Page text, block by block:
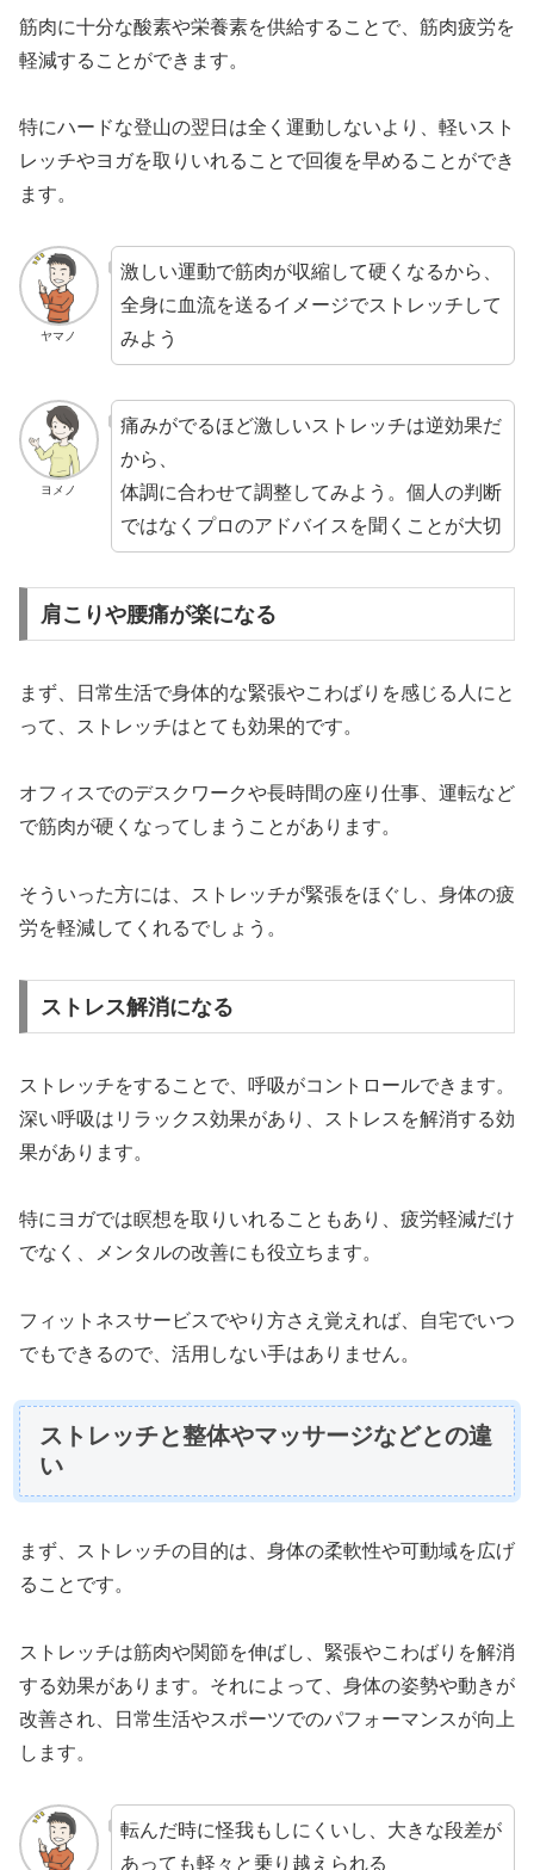
筋肉に十分な酸素や栄養素を供給することで、筋肉疲労を
軽減することができます。
特にハードな登山の翌日は全く運動しないより、軽いスト
レッチやヨガを取りいれることで回復を早めることができ
ます。
ヤマノ
激しい運動で筋肉が収縮して硬くなるから、
全身に血流を送るイメージでストレッチして
みよう
ヨメノ
痛みがでるほど激しいストレッチは逆効果だ
から、
体調に合わせて調整してみよう。個人の判断
ではなくプロのアドバイスを聞くことが大切
肩こりや腰痛が楽になる
まず、日常生活で身体的な緊張やこわばりを感じる人にと
って、ストレッチはとても効果的です。
オフィスでのデスクワークや長時間の座り仕事、運転など
で筋肉が硬くなってしまうことがあります。
そういった方には、ストレッチが緊張をほぐし、身体の疲
労を軽減してくれるでしょう。
ストレス解消になる
ストレッチをすることで、呼吸がコントロールできます。
深い呼吸はリラックス効果があり、ストレスを解消する効
果があります。
特にヨガでは瞑想を取りいれることもあり、疲労軽減だけ
でなく、メンタルの改善にも役立ちます。
フィットネスサービスでやり方さえ覚えれば、自宅でいつ
でもできるので、活用しない手はありません。
ストレッチと整体やマッサージなどとの違
い
まず、ストレッチの目的は、身体の柔軟性や可動域を広げ
ることです。
ストレッチは筋肉や関節を伸ばし、緊張やこわばりを解消
する効果があります。それによって、身体の姿勢や動きが
改善され、日常生活やスポーツでのパフォーマンスが向上
します。
転んだ時に怪我もしにくいし、大きな段差が
あっても軽々と乗り越えられる